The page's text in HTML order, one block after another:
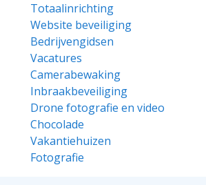
Totaalinrichting
Website beveiliging
Bedrijvengidsen
Vacatures
Camerabewaking
Inbraakbeveiliging
Drone fotografie en video
Chocolade
Vakantiehuizen
Fotografie